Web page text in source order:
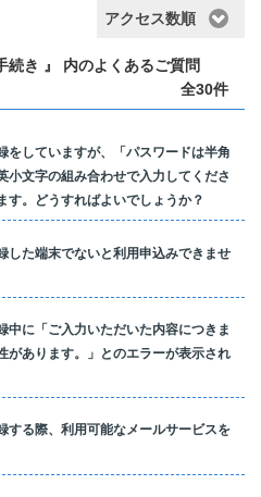
アクセス数順
続き 』 内のよくあるご質問
全30件
をしていますが、「パスワードは半角
小文字の組み合わせで入力してくださ
す。どうすればよいでしょうか？
した端末でないと利用申込みできませ
中に「ご入力いただいた内容につきま
があります。」とのエラーが表示され
する際、利用可能なメールサービスを